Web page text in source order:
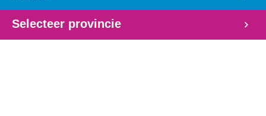
Selecteer provincie